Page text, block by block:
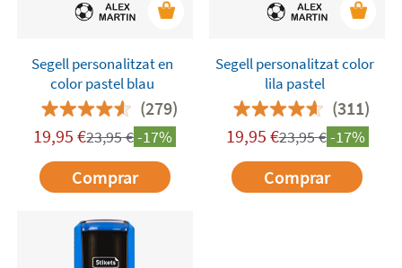
Segell personalitzat en
color pastel blau
(279)
19,95 €23,95€-17%
Comprar
Segell personalitzat color
lila pastel
(311)
19,95 €23,95€-17%
Comprar